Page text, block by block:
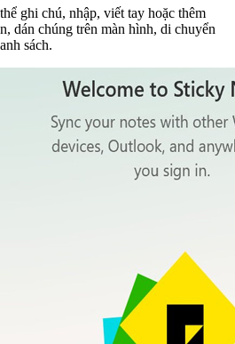
ghi chú, nhập, viết tay hoặc thêm
dán chúng trên màn hình, di chuyển
sách.